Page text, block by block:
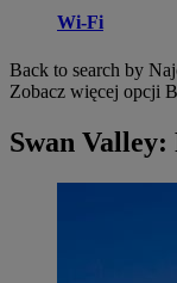
Wi-Fi
Back to search by
Zobacz więcej opcji
Swan